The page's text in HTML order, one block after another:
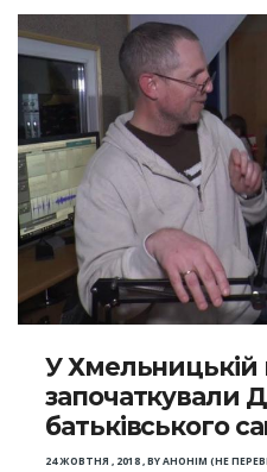
У
започаткували
батьківського
24 ЖОВТНЯ , 2018,BYАНОНІМ (НЕ